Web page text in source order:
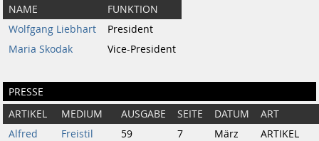
NAME
FUNKTION
Wolfgang Liebhart
President
Maria Skodak
Vice-President
PRESSE
ARTIKEL MEDIUM AUSGABE SEITE DATUM
ART
Alfred
Freistil 59 7
März
ARTIKEL